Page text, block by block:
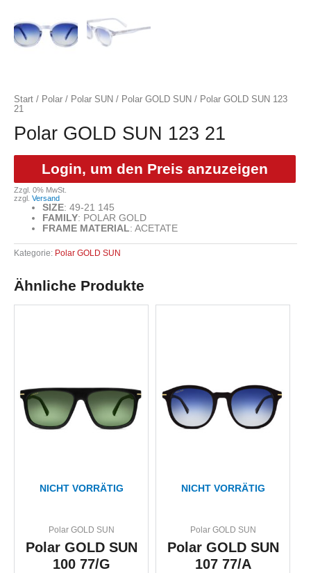
Start / Polar / Polar SUN / Polar GOLD SUN / Polar GOLD SUN 123
21
Polar GOLD SUN 123 21
Login, um den Preis anzuzeigen
Zzgl. 0% MwSt.
zzgl. Versand
SIZE: 49-21 145
FAMILY: POLAR GOLD
FRAME MATERIAL: ACETATE
Kategorie: Polar GOLD SUN
Ähnliche Produkte
NICHT VORRÄTIG
Polar GOLD SUN
Polar GOLD SUN
100 77/G
NICHT VORRÄTIG
Polar GOLD SUN
Polar GOLD SUN
107 77/A